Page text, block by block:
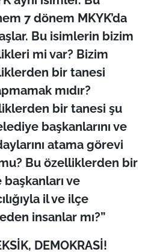
7 dönem MKYK’da
Bu isimlerin bizim
mi var? Bizim
bir tanesi
mıdır?
bir tanesi şu
başkanlarını ve
atama görevi
Bu özelliklerden bir
ve
il ve ilçe
insanlar mı?”
DEMOKRASİ!